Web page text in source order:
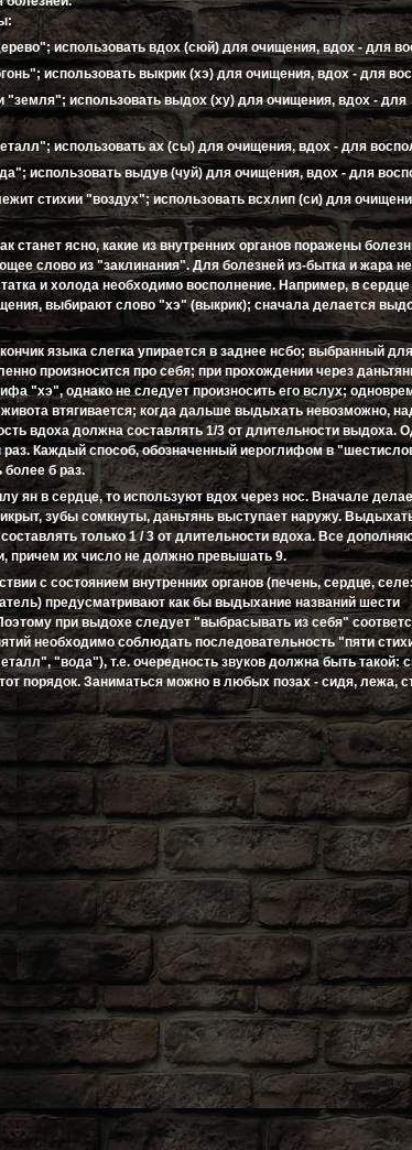
использовать вдох (сюй) для очищения, вдох - для
использовать выкрик (хэ) для очищения, вдох - для
"земля"; использовать выдох (ху) для очищения, вдох - для
использовать ах (сы) для очищения, вдох - для
использовать выдув (чуй) для очищения, вдох - для
стихии "воздух"; использовать всхлип (си) для
станет ясно, какие из внутренних органов поражены
слово из "заклинания". Для болезней из-бытка и жара
и холода необходимо восполнение. Например, в
выбирают слово "хэ" (выкрик); сначала делается
языка слегка упирается в заднее нсбо; выбранный
произносится про себя; при прохождении через
"хэ", однако не следует произносить его вслух;
втягивается; когда дальше выдыхать невозможно,
вдоха должна составлять 1/3 от длительности выдоха.
раз. Каждый способ, обозначенный иероглифом в
более б раз.
ян в сердце, то используют вдох через нос. Вначале
зубы сомкнуты, даньтянь выступает наружу.
только 1 / 3 от длительности вдоха. Все
причем их число не должно превышать 9.
с состоянием внутренних органов (печень, сердце,
предусматривают как бы выдыхание названий шести
при выдохе следует "выбрасывать из себя"
необходимо соблюдать последовательность "пяти
"вода"), т.е. очередность звуков должна быть такой:
порядок. Заниматься можно в любых позах - сидя, лежа,